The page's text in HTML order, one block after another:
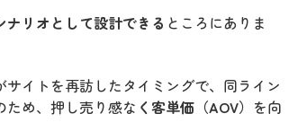
リオとして設計できる ところにありま
イトを再訪したタイミングで、同ライン
め、押し売り感な く客単価（AOV） を向